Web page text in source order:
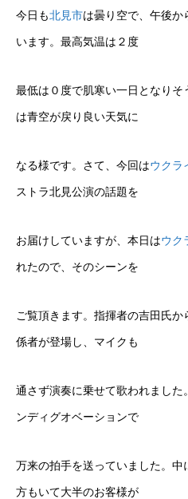
今日も北見市は曇り空で、午後か
います。最高気温は２度
最低は０度で肌寒い一日となり
は青空が戻り良い天気に
なる様です。さて、今回はウクラ
ストラ北見公演の話題を
お届けしていますが、本日はウク
れたので、そのシーンを
ご覧頂きます。指揮者の吉田氏
係者が登場し、マイクも
通さず演奏に乗せて歌われまし
ンディグオベーションで
万来の拍手を送っていました。中
方もいて大半のお客様が